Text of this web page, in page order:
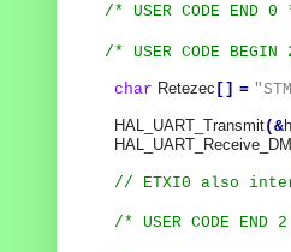
/* USER CODE END
/* USER CODE
char Retezec [] =
HAL_UART_Transmit(&
// ETXI0 also
/* USER CODE END